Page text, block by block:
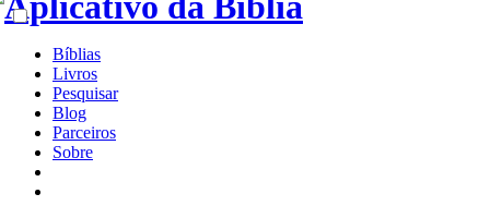
Bíblias
Livros
Pesquisar
Blog
Parceiros
Sobre